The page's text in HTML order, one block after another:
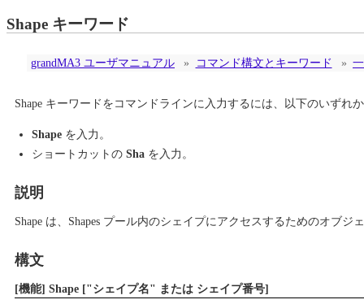
Shape キーワード
grandMA3 ユーザマニュアル » コマンド構文とキーワード »
Shape キーワードをコマンドラインに入力するには、以下のいずれ
Shape を入力。
ショートカットの Sha を入力。
説明
Shape は、Shapes プール内のシェイプにアクセスするためのオブジ
構文
[機能] Shape ["シェイプ名" または シェイプ番号]